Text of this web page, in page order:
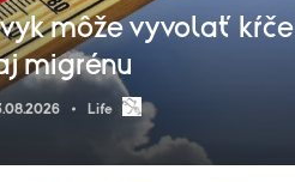
môže vyvolať kŕče
migrénu
Life